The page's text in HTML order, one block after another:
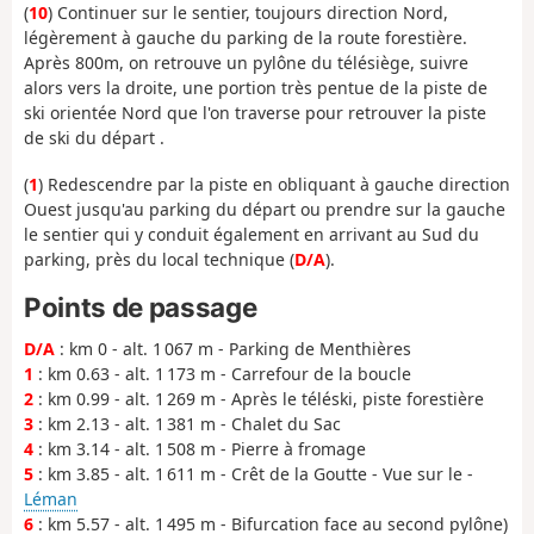
(10) Continuer sur le sentier, toujours direction Nord,
légèrement à gauche du parking de la route forestière.
Après 800m, on retrouve un pylône du télésiège, suivre
alors vers la droite, une portion très pentue de la piste de
ski orientée Nord que l'on traverse pour retrouver la piste
de ski du départ .
(1) Redescendre par la piste en obliquant à gauche direction
Ouest jusqu'au parking du départ ou prendre sur la gauche
le sentier qui y conduit également en arrivant au Sud du
parking, près du local technique (D/A).
Points de passage
D/A : km 0 - alt. 1 067 m - Parking de Menthières
1 : km 0.63 - alt. 1 173 m - Carrefour de la boucle
2 : km 0.99 - alt. 1 269 m - Après le téléski, piste forestière
3 : km 2.13 - alt. 1 381 m - Chalet du Sac
4 : km 3.14 - alt. 1 508 m - Pierre à fromage
5 : km 3.85 - alt. 1 611 m - Crêt de la Goutte - Vue sur le -
Léman
6 : km 5.57 - alt. 1 495 m - Bifurcation face au second pylône)